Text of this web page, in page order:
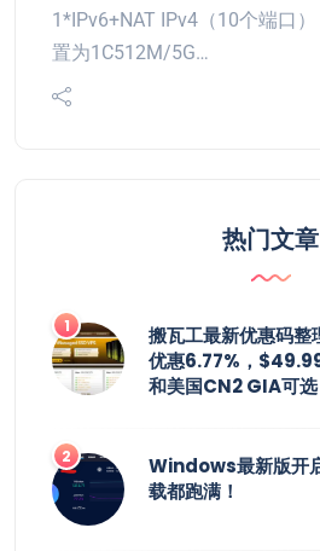
1*IPv6+NAT IPv4（10个端口
置为1C512M/5G…
热门文章
搬瓦工最新优惠码整
优惠6.77%，
和美国CN2 GIA可选
Windows最新版开
载都跑满！